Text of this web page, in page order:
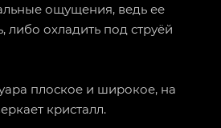
ощущения, ведь ее
либо охладить под струёй
плоское и широкое, на
кристалл.